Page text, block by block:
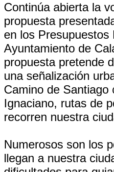
Continúa abierta la
propuesta
en los Presupuestos
Ayuntamiento de
propuesta pretende
una señalización
Camino de Santiago
Ignaciano, rutas de
recorren nuestra
Numerosos son los
llegan a nuestra